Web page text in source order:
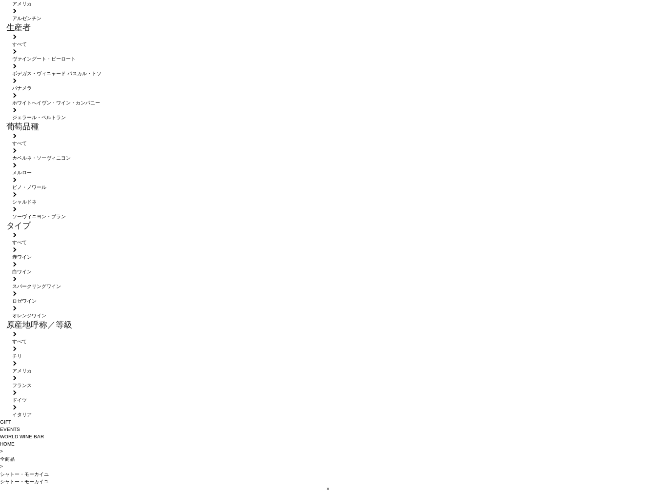
アメリカ
アルゼンチン
生産者
すべて
ヴァイングート・ピーロート
ボデガス・ヴィニャード パスカル・トソ
パナメラ
ホワイトへイヴン・ワイン・カンパニー
ジェラール・ベルトラン
葡萄品種
すべて
カベルネ・ソーヴィニヨン
メルロー
ピノ・ノワール
シャルドネ
ソーヴィニヨン・ブラン
タイプ
すべて
赤ワイン
白ワイン
スパークリングワイン
ロゼワイン
オレンジワイン
原産地呼称／等級
すべて
チリ
アメリカ
フランス
ドイツ
イタリア
GIFT
EVENTS
WORLD WINE BAR
HOME
>
全商品
>
シャトー・モーカイユ
シャトー・モーカイユ
×